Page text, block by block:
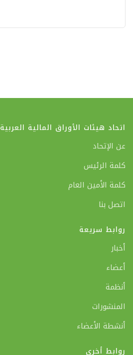
اتحاد هيئات الأوراق المالية العربية
عن الإتحاد
كلمة الرئيس
كلمة الأمين العام
اتصل بنا
روابط سريعة
أخبار
أعضاء
أنظمة
المنشورات
أنشطة الأعضاء
روابط أخرى